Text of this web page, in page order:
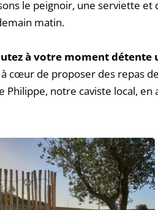
le peignoir, une serviette et
matin.
à votre moment détente
à cœur de proposer des repas
Philippe, notre caviste local,